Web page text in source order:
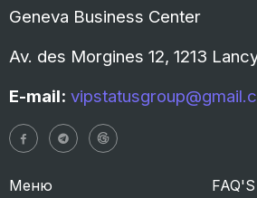
Geneva Business Center
Av. des Morgines 12, 1213
E-mail:
Меню FAQ'S